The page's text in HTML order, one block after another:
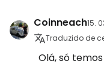
Coinneach15.
Traduzido de
Olá, só